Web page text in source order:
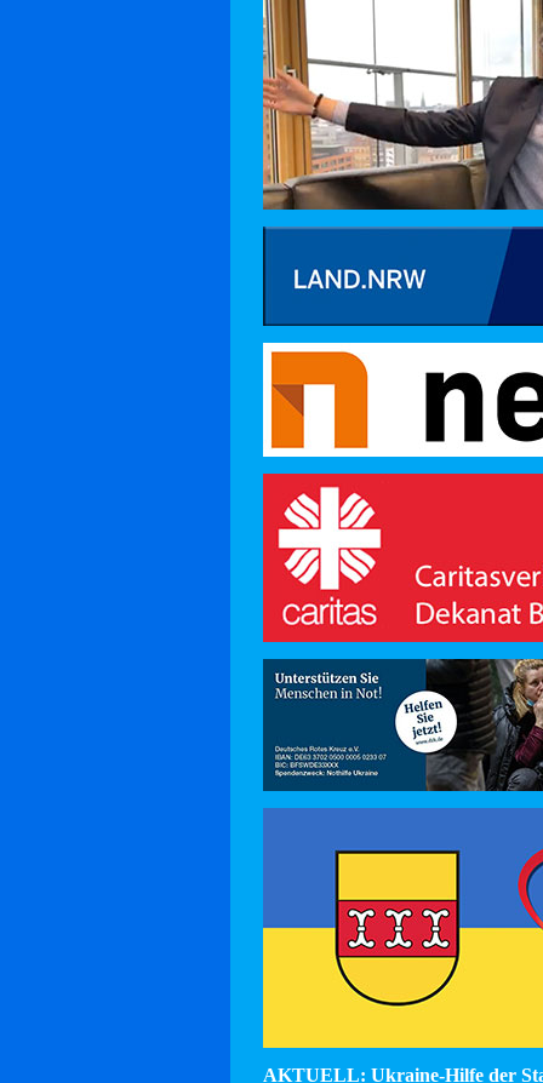
AKTUELL: Ukraine-Hilfe der